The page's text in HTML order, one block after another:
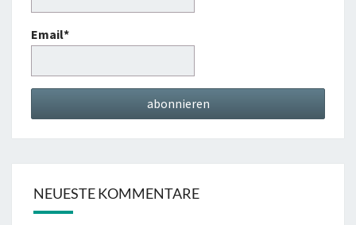
Email*
NEUESTE KOMMENTARE